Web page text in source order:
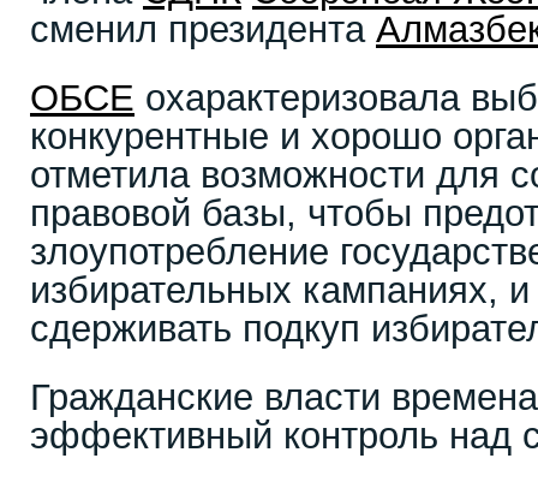
сменил президента
ОБСЕ охарактеризовала
конкурентные и хорошо
отметила возможности для
правовой базы, чтобы
злоупотребление
избирательных кампаниях,
сдерживать подкуп
Гражданские власти
эффективный контроль над